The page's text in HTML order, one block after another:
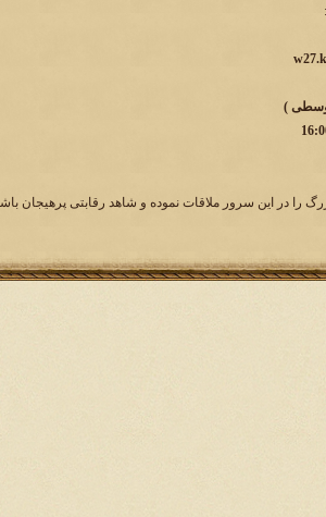
وسطی )
را در این سرور ملاقات نموده و شاهد رقابتی پرهیجان